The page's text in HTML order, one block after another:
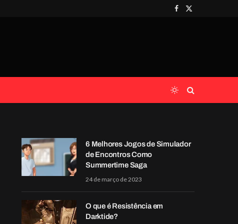
Facebook
X
6 Melhores Jogos de Simulador
de Encontros Como
Summertime Saga
24 de março de 2023
O que é Resistência em
Darktide?